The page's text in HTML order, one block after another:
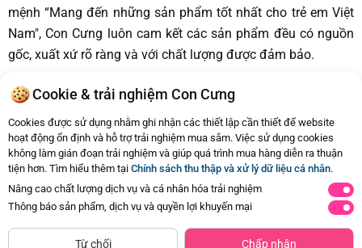
mệnh “Mang đến những sản phẩm tốt nhất cho trẻ em Việt
Nam", Con Cưng luôn cam kết các sản phẩm đều có nguồn
gốc, xuất xứ rõ ràng và với chất lượng được đảm bảo.
thành của cả nước, việc mua sắm của mẹ sẽ trở nên dễ dàng
vô cùng. Sự thuận tiện và dễ dàng này lại nhân lên gấp bội
khi mẹ có thể mua online qua App Con Cưng hoặc qua
websitewww.concung.com. Mẹ trải nghiệm ngay!
Cookie & trải nghiệm Con Cưng
Cookies được sử dụng nhằm ghi nhận các thiết lập cần thiết để website
hoạt động ổn định và hỗ trợ trải nghiệm mua sắm. Việc sử dụng cookies
không làm gián đoạn trải nghiệm và giúp quá trình mua hàng diễn ra thuận
tiện hơn. Tìm hiểu thêm tại Chính sách thu thập và xử lý dữ liệu cá nhân.
Nâng cao chất lượng dịch vụ và cá nhân hóa trải nghiệm
Thông báo sản phẩm, dịch vụ và quyền lợi khuyến mại
Từ chối Chấp nhận